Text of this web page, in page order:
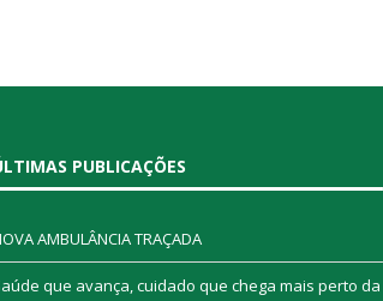
PUBLICAÇÕES
AMBULÂNCIA TRAÇADA
que avança, cuidado que chega mais perto da